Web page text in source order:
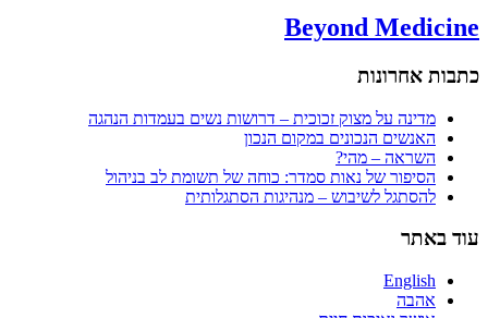
Beyond
על מצוק זכוכית – דרושות נשים בעמדות הנהגה
הנכונים במקום הנכון
– מהי?
של נאות סמדר: כוחה של תשומת לב בניהול
לשיבוש – מנהיגות הסתגלותית